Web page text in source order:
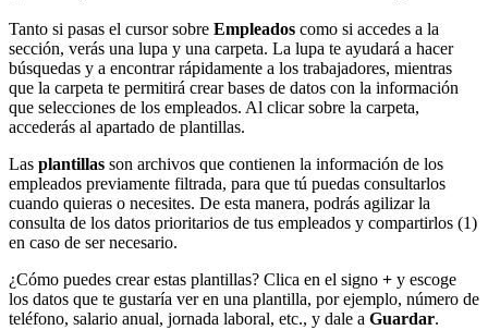
Tanto si pasas el cursor sobre Empleados como si accedes a la
sección, verás una lupa y una carpeta. La lupa te ayudará a hacer
búsquedas y a encontrar rápidamente a los trabajadores, mientras
que la carpeta te permitirá crear bases de datos con la información
que selecciones de los empleados. Al clicar sobre la carpeta,
accederás al apartado de plantillas.
Las plantillas son archivos que contienen la información de los
empleados previamente filtrada, para que tú puedas consultarlos
cuando quieras o necesites. De esta manera, podrás agilizar la
consulta de los datos prioritarios de tus empleados y compartirlos (1)
en caso de ser necesario.
¿Cómo puedes crear estas plantillas? Clica en el signo + y escoge
los datos que te gustaría ver en una plantilla, por ejemplo, número de
teléfono, salario anual, jornada laboral, etc., y dale a Guardar.